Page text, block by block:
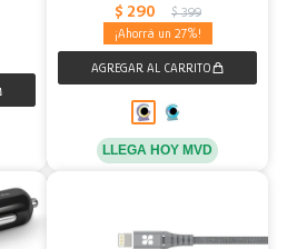
$ 290 $ 399
27
LLEGA HOY MVD